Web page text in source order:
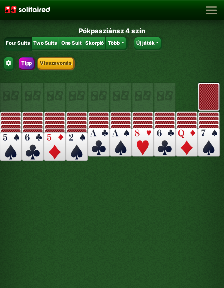
Pókpasziánsz 4 szín
Four Suits Two Suits One Suit Skorpió Több Új játék
Tipp Visszavonás